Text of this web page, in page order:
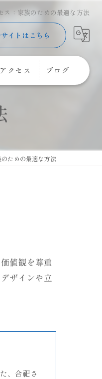
ス：家族のための最適な方法
イトはこちら
アクセス ブログ
ための最適な方法
値観を尊重
ザインや立
、合祀さ